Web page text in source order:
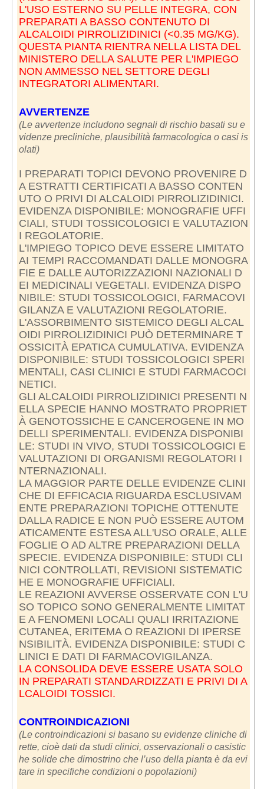
L'USO ESTERNO SU PELLE INTEGRA, CON
PREPARATI A BASSO CONTENUTO DI
ALCALOIDI PIRROLIZIDINICI (<0.35 MG/KG).
QUESTA PIANTA RIENTRA NELLA LISTA DEL
MINISTERO DELLA SALUTE PER L'IMPIEGO
NON AMMESSO NEL SETTORE DEGLI
INTEGRATORI ALIMENTARI.
AVVERTENZE
(Le avvertenze includono segnali di rischio basati su e
videnze precliniche, plausibilità farmacologica o casi is
olati)
I PREPARATI TOPICI DEVONO PROVENIRE D
A ESTRATTI CERTIFICATI A BASSO CONTEN
UTO O PRIVI DI ALCALOIDI PIRROLIZIDINICI.
EVIDENZA DISPONIBILE: MONOGRAFIE UFFI
CIALI, STUDI TOSSICOLOGICI E VALUTAZION
I REGOLATORIE.
L'IMPIEGO TOPICO DEVE ESSERE LIMITATO
AI TEMPI RACCOMANDATI DALLE MONOGRA
FIE E DALLE AUTORIZZAZIONI NAZIONALI D
EI MEDICINALI VEGETALI. EVIDENZA DISPO
NIBILE: STUDI TOSSICOLOGICI, FARMACOVI
GILANZA E VALUTAZIONI REGOLATORIE.
L'ASSORBIMENTO SISTEMICO DEGLI ALCAL
OIDI PIRROLIZIDINICI PUÒ DETERMINARE T
OSSICITÀ EPATICA CUMULATIVA. EVIDENZA
DISPONIBILE: STUDI TOSSICOLOGICI SPERI
MENTALI, CASI CLINICI E STUDI FARMACOCI
NETICI.
GLI ALCALOIDI PIRROLIZIDINICI PRESENTI N
ELLA SPECIE HANNO MOSTRATO PROPRIET
À GENOTOSSICHE E CANCEROGENE IN MO
DELLI SPERIMENTALI. EVIDENZA DISPONIBI
LE: STUDI IN VIVO, STUDI TOSSICOLOGICI E
VALUTAZIONI DI ORGANISMI REGOLATORI I
NTERNAZIONALI.
LA MAGGIOR PARTE DELLE EVIDENZE CLINI
CHE DI EFFICACIA RIGUARDA ESCLUSIVAM
ENTE PREPARAZIONI TOPICHE OTTENUTE
DALLA RADICE E NON PUÒ ESSERE AUTOM
ATICAMENTE ESTESA ALL'USO ORALE, ALLE
FOGLIE O AD ALTRE PREPARAZIONI DELLA
SPECIE. EVIDENZA DISPONIBILE: STUDI CLI
NICI CONTROLLATI, REVISIONI SISTEMATIC
HE E MONOGRAFIE UFFICIALI.
LE REAZIONI AVVERSE OSSERVATE CON L'U
SO TOPICO SONO GENERALMENTE LIMITAT
E A FENOMENI LOCALI QUALI IRRITAZIONE
CUTANEA, ERITEMA O REAZIONI DI IPERSE
NSIBILITÀ. EVIDENZA DISPONIBILE: STUDI C
LA CONSOLIDA DEVE ESSERE USATA SOLO
IN PREPARATI STANDARDIZZATI E PRIVI DI A
LCALOIDI TOSSICI.
CONTROINDICAZIONI
(Le controindicazioni si basano su evidenze cliniche di
rette, cioè dati da studi clinici, osservazionali o casistic
he solide che dimostrino che l’uso della pianta è da evi
tare in specifiche condizioni o popolazioni)